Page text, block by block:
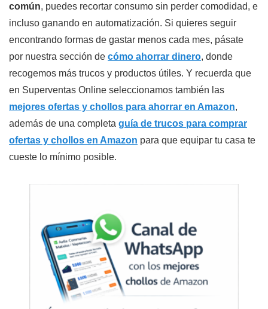
común, puedes recortar consumo sin perder comodidad, e
incluso ganando en automatización. Si quieres seguir
encontrando formas de gastar menos cada mes, pásate
por nuestra sección de cómo ahorrar dinero, donde
recogemos más trucos y productos útiles. Y recuerda que
en Superventas Online seleccionamos también las
mejores ofertas y chollos para ahorrar en Amazon,
además de una completa guía de trucos para comprar
ofertas y chollos en Amazon para que equipar tu casa te
cueste lo mínimo posible.